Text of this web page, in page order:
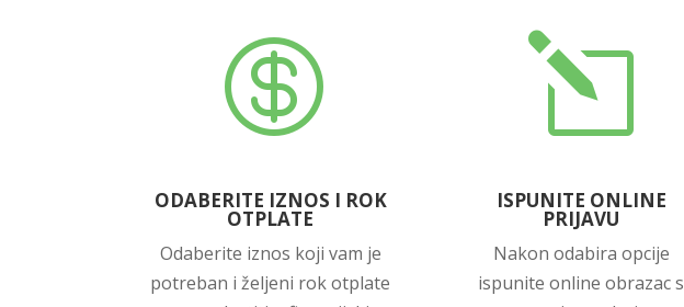

ODABERITE IZNOS I ROK
OTPLATE
Odaberite iznos koji vam je
potreban i željeni rok otplate
l
ISPUNITE ONLINE
PRIJAVU
Nakon odabira opcije
ispunite online obrazac s